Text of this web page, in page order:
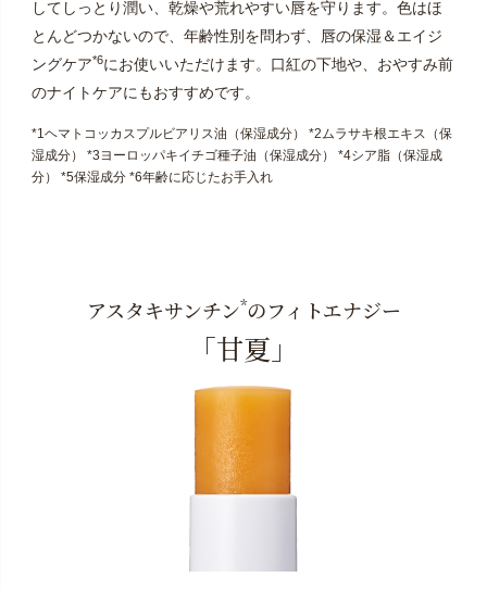
してしっとり潤い、乾燥や荒れやすい唇を守ります。色はほ
とんどつかないので、年齢性別を問わず、唇の保湿＆エイジ
ングケア*6にお使いいただけます。口紅の下地や、おやすみ前
のナイトケアにもおすすめです。
*1ヘマトコッカスプルビアリス油（保湿成分） *2ムラサキ根エキス（保
湿成分） *3ヨーロッパキイチゴ種子油（保湿成分） *4シア脂（保湿成
分） *5保湿成分 *6年齢に応じたお手入れ
アスタキサンチン*のフィトエナジー
「甘夏」